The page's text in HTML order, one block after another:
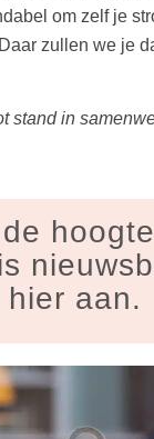
om zelf je
zullen we je
stand in
hier aan.